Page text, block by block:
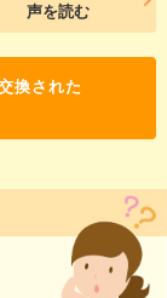
声を読む
換された